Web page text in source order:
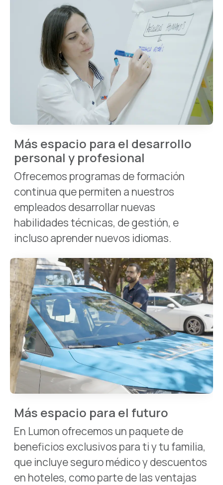
Más espacio para el desarrollo
personal y profesional
Ofrecemos programas de formación
continua que permiten a nuestros
empleados desarrollar nuevas
habilidades técnicas, de gestión, e
incluso aprender nuevos idiomas.
Más espacio para el futuro
En Lumon ofrecemos un paquete de
beneficios exclusivos para ti y tu familia,
que incluye seguro médico y descuentos
en hoteles, como parte de las ventajas